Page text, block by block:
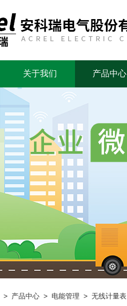
关于我们 产品中心
> 产品中心 > 电能管理 >无线计量表